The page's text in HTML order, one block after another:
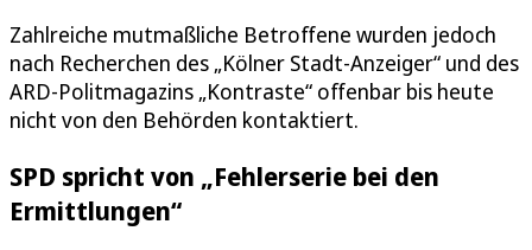
Zahlreiche mutmaßliche Betroffene wurden jedoch
nach Recherchen des „Kölner Stadt-Anzeiger“ und des
ARD-Politmagazins „Kontraste“ offenbar bis heute
nicht von den Behörden kontaktiert.
SPD spricht von „Fehlerserie bei den
Ermittlungen“